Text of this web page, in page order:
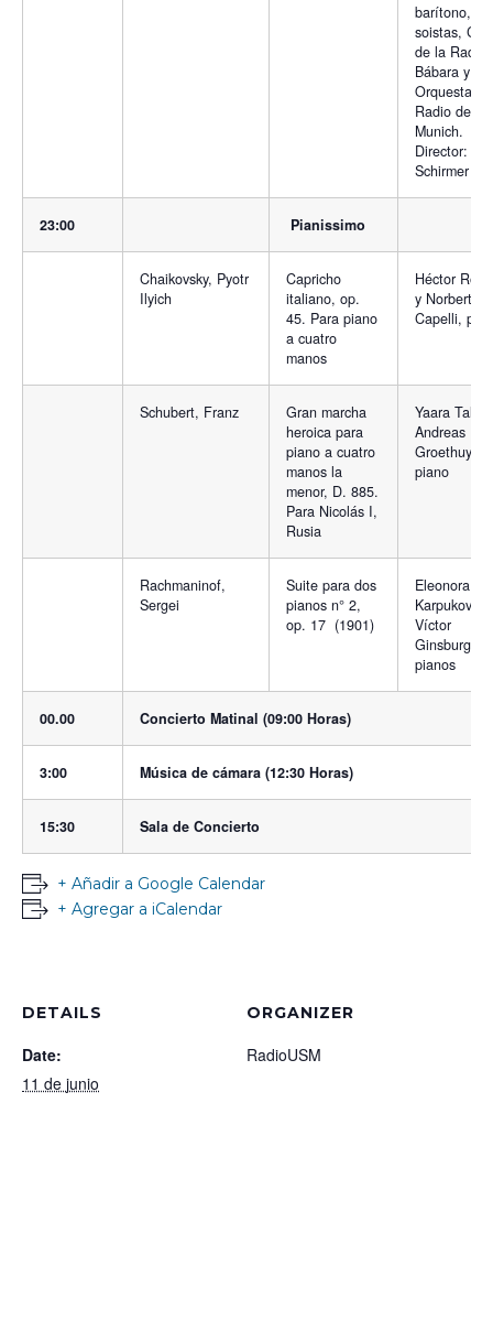
barítono,
soistas,
de la Radio
Bábara y
Orquesta
Radio de
Munich.
Director: Ulf
Schirmer
23:00 Pianissimo
Chaikovsky, Pyotr
Ilyich
Capricho
italiano, op.
45. Para piano
a cuatro
manos
Héctor
y Norberto
Capelli,
Schubert, Franz
Gran marcha
heroica para
piano a cuatro
manos la
menor, D. 885.
Para Nicolás I,
Rusia
Yaara Tal y
Andreas
piano
Rachmaninof,
Sergei
Suite para dos
pianos n° 2,
op. 17 (1901)
Eleonora
Karpukova y
Víctor
Ginsburg,
pianos
00.00 Concierto Matinal (09:00 Horas)
3:00 Música de cámara (12:30 Horas)
15:30 Sala de Concierto
+ Añadir a Google Calendar
+ Agregar a iCalendar
DETAILS
Date:
11 de junio
ORGANIZER
RadioUSM